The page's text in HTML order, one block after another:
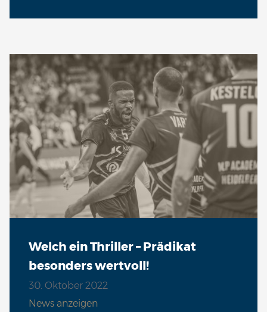
Welch ein Thriller – Prädikat
besonders wertvoll!
30. Oktober 2022
News anzeigen